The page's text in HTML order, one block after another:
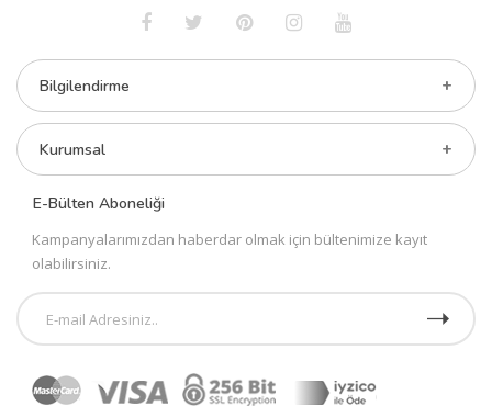
Bilgilendirme
Kurumsal
E-Bülten Aboneliği
Kampanyalarımızdan haberdar olmak için bültenimize kayıt
olabilirsiniz.